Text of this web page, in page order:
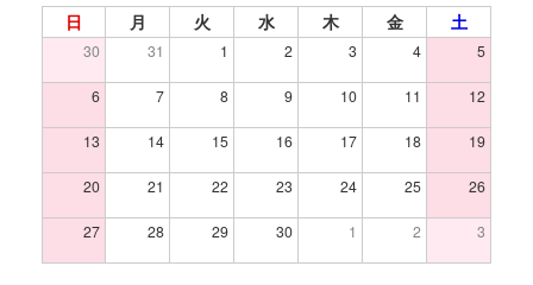
日 月 火 水 木 金 土
30 31 1 2 3 4 5
6 7 8 9 10 11 12
13 14 15 16 17 18 19
20 21 22 23 24 25 26
27 28 29 30 1 2 3